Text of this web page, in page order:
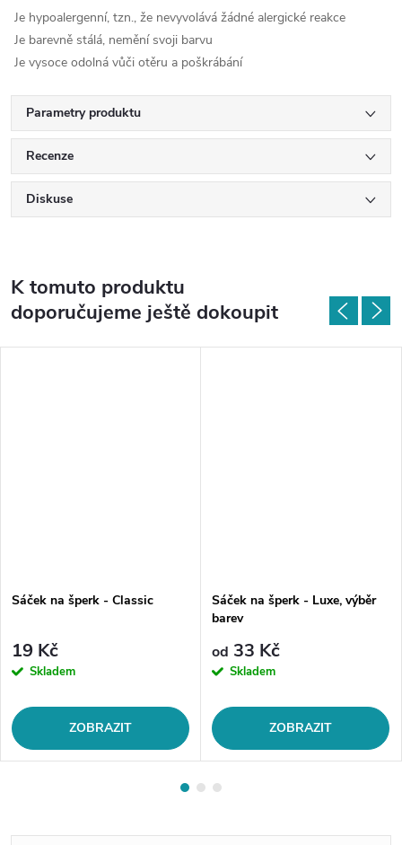
Je hypoalergenní, tzn., že nevyvolává žádné alergické reakce
Je barevně stálá, nemění svoji barvu
Je vysoce odolná vůči otěru a poškrábání
Parametry produktu
Recenze
Diskuse
K tomuto produktu
doporučujeme ještě dokoupit
Sáček na šperk - Classic
19 Kč
Skladem
ZOBRAZIT
Sáček na šperk - Luxe, výběr
barev
od 33 Kč
Skladem
ZOBRAZIT